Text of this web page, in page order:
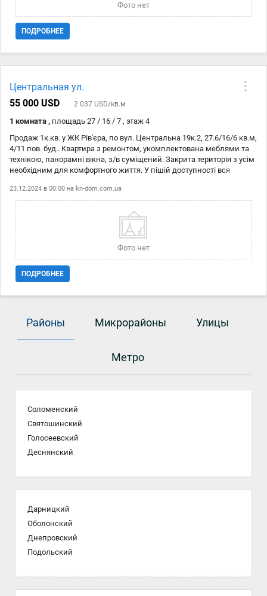
Фото нет
ПОДРОБНЕЕ
Центральная ул.
55 000 USD
2 037 USD/кв.м
1 комната , площадь 27 / 16 / 7 , этаж 4
Продаж 1к.кв. у ЖК Рів'єра, по вул. Центральна 19к.2, 27.6/16/6 кв.м,
4/11 пов. буд.. Квартира з ремонтом, укомплектована меблями та
технікою, панорамні вікна, з/в суміщений. Закрита територія з усім
необхідним для комфортного життя. У пішій доступності вся
Славутич 3 хв. ходьби.Вартість 55 000 дол. код: 21145252
23.12.2024 в 00:00 на kn-dom.com.ua
Фото нет
ПОДРОБНЕЕ
Районы Микрорайоны Улицы
Метро
Соломенский
Святошинский
Голосеевский
Деснянский
Дарницкий
Оболонский
Днепровский
Подольский